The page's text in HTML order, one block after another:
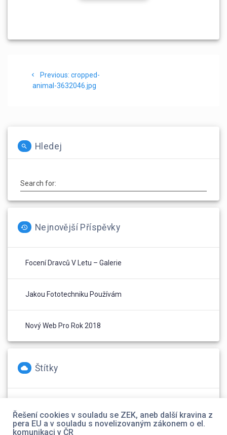
pro Previous: Previous
post:
cropped-
animal-3632046.jpg
Hledej
Search for:
Nejnovější Příspěvky
Focení Dravců V Letu – Galerie
Jakou Fototechniku Používám
Nový Web Pro Rok 2018
Štítky
Řešení cookies v souladu se ZEK, aneb další kravina z
pera EU a v souladu s novelizovaným zákonem o el.
komunikaci v ČR